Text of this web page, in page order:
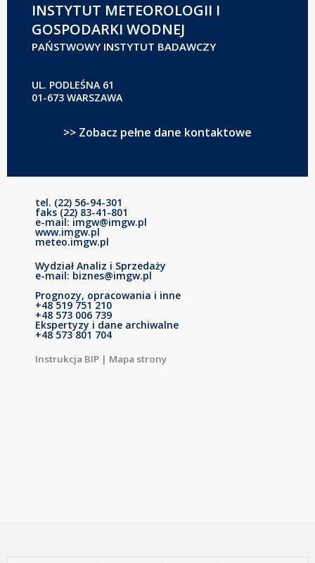
INSTYTUT METEOROLOGII I
GOSPODARKI WODNEJ
PAŃSTWOWY INSTYTUT BADAWCZY
UL. PODLEŚNA 61
01-673 WARSZAWA
>> Zobacz pełne dane kontaktowe
tel. (22) 56-94-301
faks (22) 83-41-801
e-mail: imgw@imgw.pl
www.imgw.pl
meteo.imgw.pl
Wydział Analiz i Sprzedaży
e-mail: biznes@imgw.pl
Prognozy, opracowania i inne
+48 519 751 210
+48 573 006 739
Ekspertyzy i dane archiwalne
+48 573 801 704
Instrukcja BIP | Mapa strony